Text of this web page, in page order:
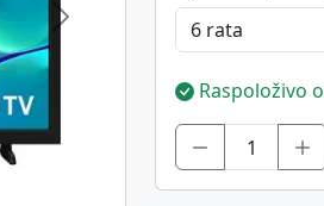
Next
Raspoloživo